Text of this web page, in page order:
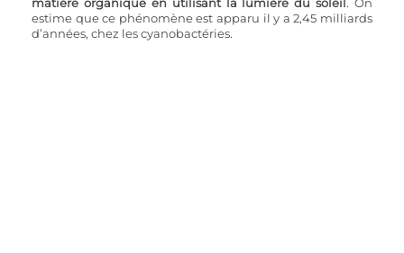
matière organique en utilisant la lumière du soleil. On
estime que ce phénomène est apparu il y a 2,45 milliards
d’années, chez les cyanobactéries.